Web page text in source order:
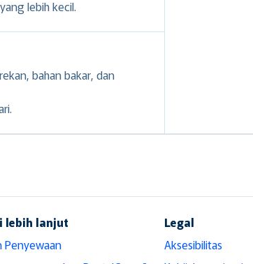
lebih kecil.
bahan bakar, dan
lebih lanjut
Penyewaan
Legal
Aksesibilitas